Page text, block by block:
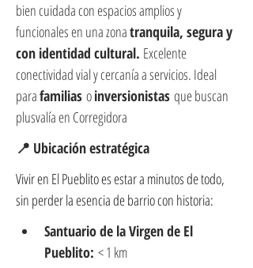
bien cuidada con espacios amplios y
funcionales en una zona tranquila, segura y
con identidad cultural. Excelente
conectividad vial y cercanía a servicios. Ideal
para familias o inversionistas que buscan
plusvalía en Corregidora
📍 Ubicación estratégica
Vivir en El Pueblito es estar a minutos de todo,
sin perder la esencia de barrio con historia:
Santuario de la Virgen de El
Pueblito: < 1 km